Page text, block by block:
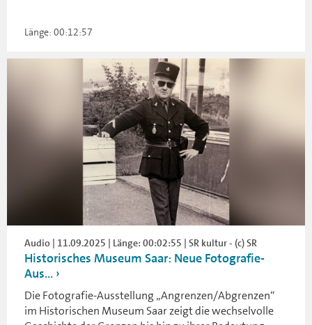
Länge: 00:12:57
Audio | 11.09.2025 | Länge: 00:02:55 | SR kultur - (c) SR
Historisches Museum Saar: Neue Fotografie-
Aus...
Die Fotografie-Ausstellung „Angrenzen/Abgrenzen“
im Historischen Museum Saar zeigt die wechselvolle